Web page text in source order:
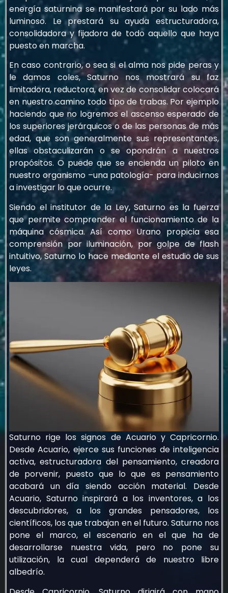
energía saturnina se manifestará por su lado más
luminoso. Le prestará su ayuda estructuradora,
consolidadora y fijadora de todo aquello que haya
puesto en marcha.
En caso contrario, o sea si el alma nos pide peras y
le damos coles, Saturno nos mostrará su faz
limitadora, reductora, en vez de consolidar colocará
en nuestro camino todo tipo de trabas. Por ejemplo
haciendo que no logremos el ascenso esperado de
los superiores jerárquicos o de las personas de más
edad, que son generalmente sus representantes,
ellas obstaculizarán o se opondrán a nuestros
propósitos. O puede que se encienda un piloto en
nuestro organismo –una patología- para inducirnos
a investigar lo que ocurre.
Siendo el institutor de la Ley, Saturno es la fuerza
que permite comprender el funcionamiento de la
máquina cósmica. Así como Urano propicia esa
comprensión por iluminación, por golpe de flash
intuitivo, Saturno lo hace mediante el estudio de sus
leyes.
Saturno rige los signos de Acuario y Capricornio.
Desde Acuario, ejerce sus funciones de inteligencia
activa, estructuradora del pensamiento, creadora
de porvenir, puesto que lo que es pensamiento
acabará un día siendo acción material. Desde
Acuario, Saturno inspirará a los inventores, a los
descubridores, a los grandes pensadores, los
científicos, los que trabajan en el futuro. Saturno nos
pone el marco, el escenario en el que ha de
desarrollarse nuestra vida, pero no pone su
utilización, la cual dependerá de nuestro libre
albedrío.